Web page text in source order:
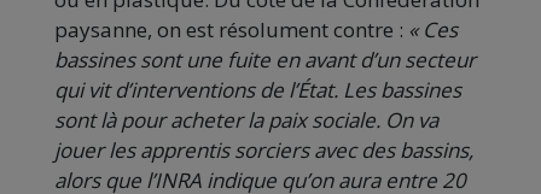
paysanne, on est résolument contre : « Ces
bassines sont une fuite en avant d’un secteur
qui vit d’interventions de l’État. Les bassines
sont là pour acheter la paix sociale. On va
jouer les apprentis sorciers avec des bassins,
alors que l’INRA indique qu’on aura entre 20